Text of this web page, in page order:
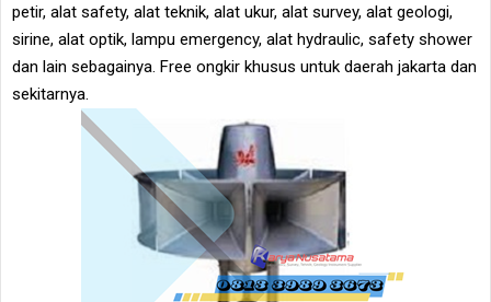
petir, alat safety, alat teknik, alat ukur, alat survey, alat geologi,
sirine, alat optik, lampu emergency, alat hydraulic, safety shower
dan lain sebagainya. Free ongkir khusus untuk daerah jakarta dan
sekitarnya.